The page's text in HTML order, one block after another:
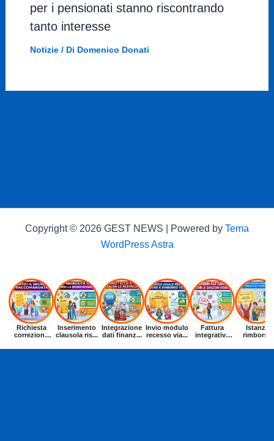
per i pensionati stanno riscontrando
tanto interesse
Notizie/ Di Domenico Donati
Copyright © 2026 GEST NEWS | Powered by Tema
WordPress Astra
Richiesta
correzione
Inserimento
clausola ris...
Integrazione
dati finanz...
Invio modulo
recesso via...
Fattura
integrativa
Istanza
rimborso